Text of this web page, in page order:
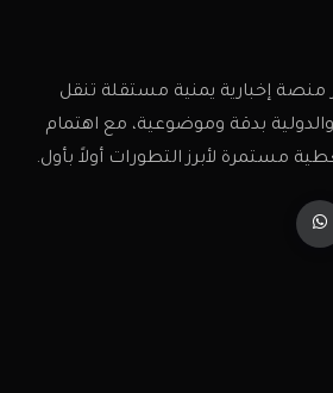
منصة إخبارية يمنية مستقلة تنقل
والدولية بدقة وموضوعية، مع اهتمام
مستمرة لأبرز التطورات أولاً بأول.